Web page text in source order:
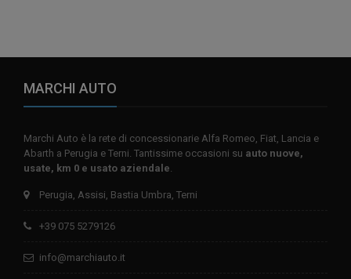
MARCHI AUTO
Marchi Auto è la rete di concessionarie Alfa Romeo, Fiat, Lancia e
Abarth a Perugia e Terni. Tantissime occasioni su auto nuove,
usate, km 0 e usato aziendale
Perugia, Assisi, Bastia Umbra, Terni
+39 075 5279126
info@marchiauto.it